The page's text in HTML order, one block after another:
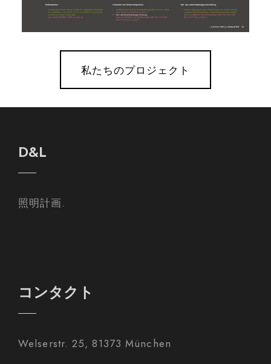
私たちのプロジェクト
D&L
照明計画.
コンタクト
Welserstr. 25, 81373 München